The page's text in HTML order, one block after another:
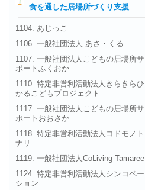
食を通した居場所づくり支援
1104. あじっこ
1106. 一般社団法人 あさ・くる
1107. 一般社団法人こどもの居場所サ
ポートふくおか
1110. 特定非営利活動法人きらきらひ
かるこどもプロジェクト
1117. 一般社団法人こどもの居場所サ
ポートおおさか
1118. 特定非営利活動法人コドモノト
ナリ
1119. 一般社団法人CoLiving Tamaree
1124. 特定非営利活動法人シンコペー
ション